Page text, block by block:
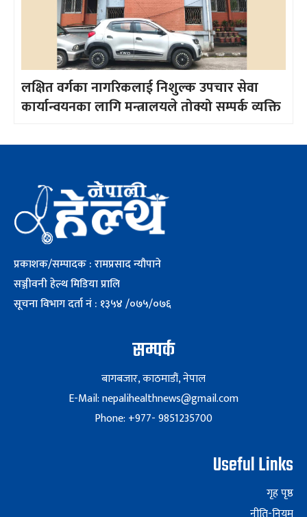
लक्षित वर्गका नागरिकलाई निशुल्क उपचार सेवा
कार्यान्वयनका लागि मन्त्रालयले तोक्यो सम्पर्क व्यक्ति
प्रकाशक/सम्पादक : रामप्रसाद न्यौपाने
सञ्जीवनी हेल्थ मिडिया प्रालि
सूचना विभाग दर्ता नं : १३५४ /०७५/०७६
सम्पर्क
बागबजार, काठमाडौं, नेपाल
E-Mail: nepalihealthnews@gmail.com
Phone: +977- 9851235700
Useful Links
गृह पृष्ठ